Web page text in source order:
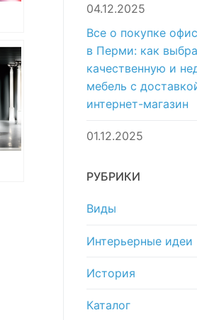
04.12.2025
Все о покупке
в Перми: как
качественную и
мебель с
интернет-магазин
01.12.2025
РУБРИКИ
Виды
Интерьерные идеи
История
Каталог